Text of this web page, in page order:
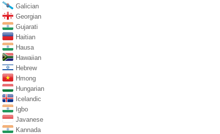
Galician
Georgian
Gujarati
Haitian
Hausa
Hawaiian
Hebrew
Hmong
Hungarian
Icelandic
Igbo
Javanese
Kannada